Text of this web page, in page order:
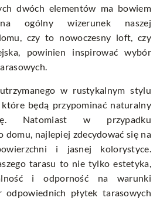
dwóch elementów ma bowiem
ogólny wizerunek naszej
czy to nowoczesny loft, czy
powinien inspirować wybór
w rustykalnym stylu
będą przypominać naturalny
Natomiast w przypadku
domu, najlepiej zdecydować się na
i jasnej kolorystyce.
tarasu to nie tylko estetyka,
i odporność na warunki
odpowiednich płytek tarasowych